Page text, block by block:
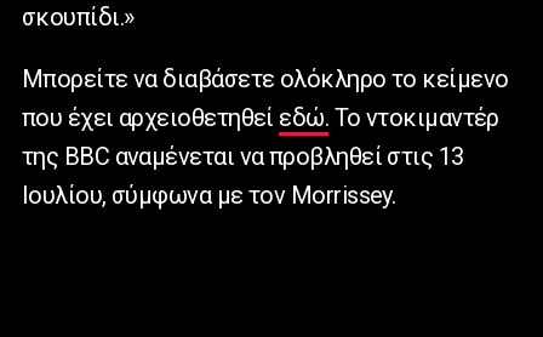
σκουπίδι.»
Μπορείτε να διαβάσετε ολόκληρο το κείμενο
που έχει αρχειοθετηθεί εδώ. Το ντοκιμαντέρ
της BBC αναμένεται να προβληθεί στις 13
Ιουλίου, σύμφωνα με τον Morrissey.